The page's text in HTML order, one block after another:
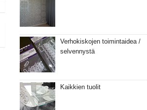
Verhokiskojen toimintaidea /
selvennystä
Kaikkien tuolit